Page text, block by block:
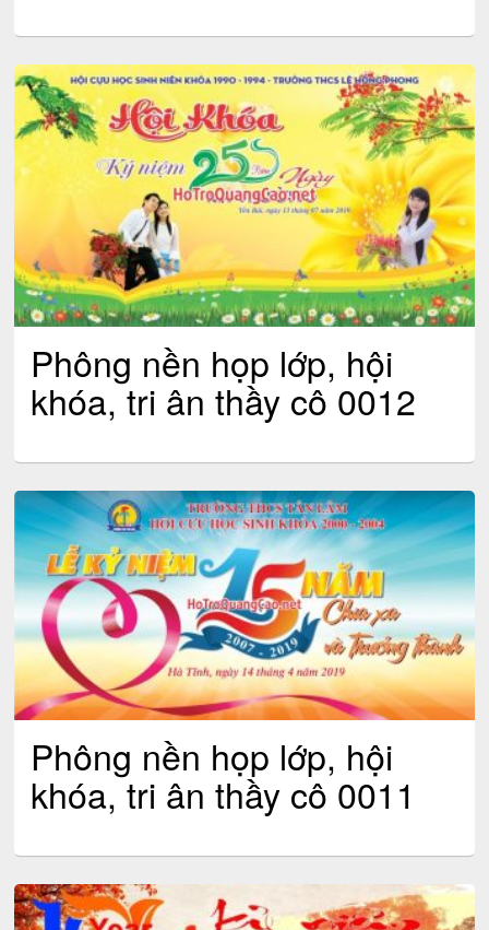
Phông nền họp lớp, hội
khóa, tri ân thầy cô 0012
Phông nền họp lớp, hội
khóa, tri ân thầy cô 0011